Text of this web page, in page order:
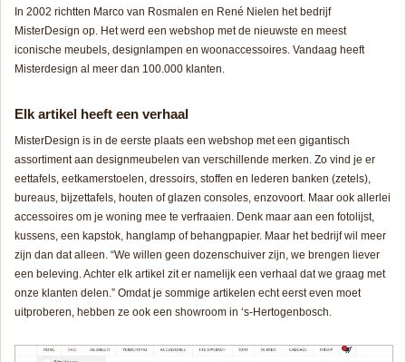
In 2002 richtten Marco van Rosmalen en René Nielen het bedrijf
MisterDesign op. Het werd een webshop met de nieuwste en meest
iconische meubels, designlampen en woonaccessoires. Vandaag heeft
Misterdesign al meer dan 100.000 klanten.
Elk artikel heeft een verhaal
MisterDesign is in de eerste plaats een webshop met een gigantisch
assortiment aan designmeubelen van verschillende merken. Zo vind je er
eettafels, eetkamerstoelen, dressoirs, stoffen en lederen banken (zetels),
bureaus, bijzettafels, houten of glazen consoles, enzovoort. Maar ook allerlei
accessoires om je woning mee te verfraaien. Denk maar aan een fotolijst,
kussens, een kapstok, hanglamp of behangpapier. Maar het bedrijf wil meer
zijn dan dat alleen. “We willen geen dozenschuiver zijn, we brengen liever
een beleving. Achter elk artikel zit er namelijk een verhaal dat we graag met
onze klanten delen.” Omdat je sommige artikelen echt eerst even moet
uitproberen, hebben ze ook een showroom in ‘s-Hertogenbosch.